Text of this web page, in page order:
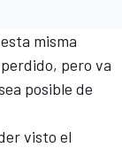
esta misma
pero va
posible de
visto el